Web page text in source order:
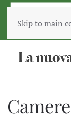
Skip to main